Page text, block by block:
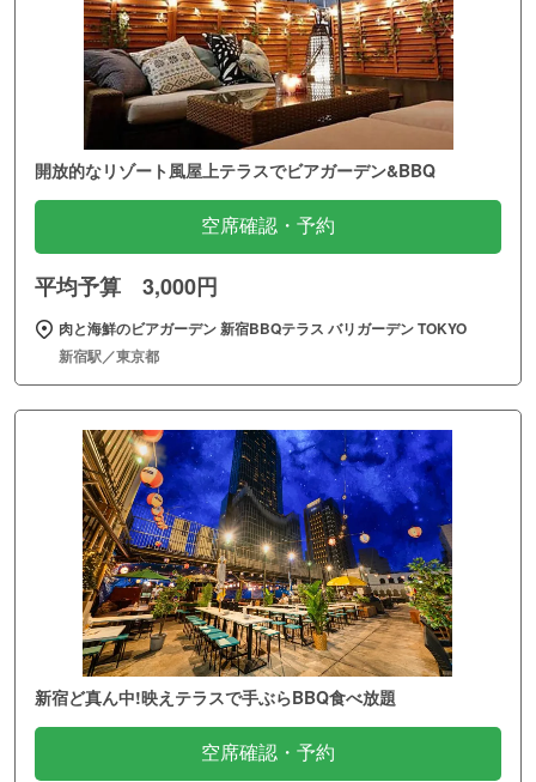
開放的なリゾート風屋上テラスでビアガーデン&BBQ
空席確認・予約
平均予算 3,000円
肉と海鮮のビアガーデン 新宿BBQテラス バリガーデン TOKYO
新宿駅／東京都
新宿ど真ん中!映えテラスで手ぶらBBQ食べ放題
空席確認・予約